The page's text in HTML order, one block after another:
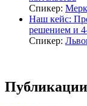
Спикер:
Наш кейс:
решением и
Спикер: